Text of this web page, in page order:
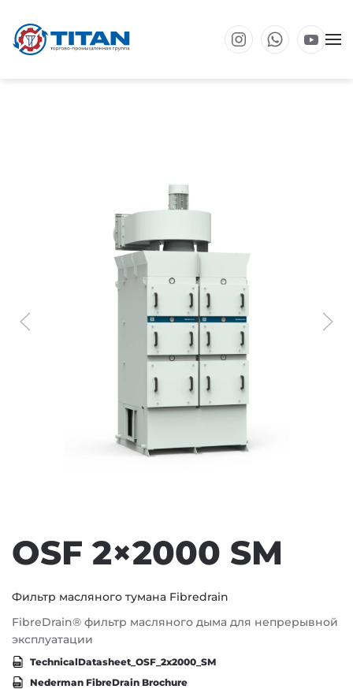
Перейти к основному содержанию
OSF 2×2000 SM
Фильтр масляного тумана Fibredrain
FibreDrain® фильтр масляного дыма для непрерывной
эксплуатации
TechnicalDatasheet_OSF_2x2000_SM
Nederman FibreDrain Brochure